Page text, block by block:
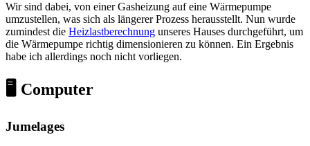
Wir sind dabei, von einer Gasheizung auf eine Wärmepumpe
umzustellen, was sich als längerer Prozess herausstellt. Nun wurde
zumindest die Heizlastberechnung unseres Hauses durchgeführt, um
die Wärmepumpe richtig dimensionieren zu können. Ein Ergebnis
habe ich allerdings noch nicht vorliegen.
🖥️ Computer
Jumelages